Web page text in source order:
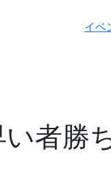
イベ
者勝